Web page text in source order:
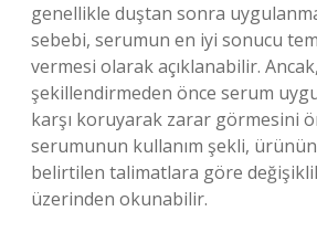
genellikle duştan sonra
sebebi, serumun en iyi sonucu
vermesi olarak açıklanabilir.
şekillendirmeden önce serum
karşı koruyarak zarar görmesini
serumunun kullanım şekli,
belirtilen talimatlara göre
üzerinden okunabilir.